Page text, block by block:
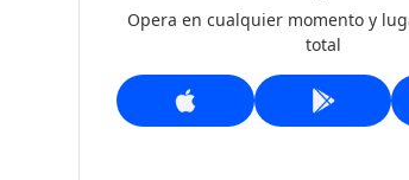
Opera en cualquier momento y
total